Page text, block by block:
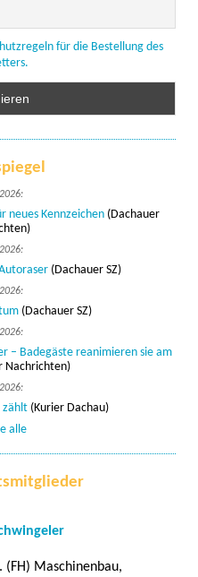
für die Bestellung des
neues Kennzeichen(Dachauer
(Dachauer SZ)
(Dachauer SZ)
– Badegäste reanimieren sie am
Nachrichten)
zählt (Kurier Dachau)
alle
(FH) Maschinenbau,